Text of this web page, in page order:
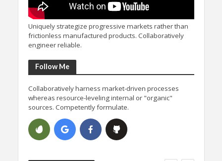
Uniquely strategize progressive markets rather than
frictionless manufactured products. Collaboratively
engineer reliable.
Follow Me
Collaboratively harness market-driven processes
whereas resource-leveling internal or "organic"
sources. Competently formulate.